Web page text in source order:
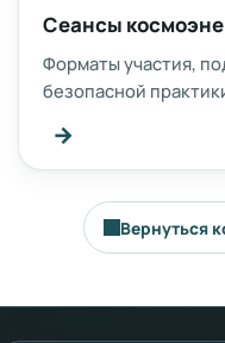
Сеансы
Форматы участия,
безопасной
→
Вернуться